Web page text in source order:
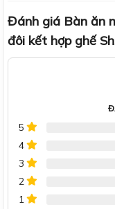
Đánh giá Bàn ăn
đôi kết hợp ghế
5
4
3
2
1